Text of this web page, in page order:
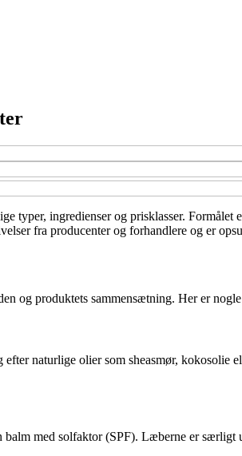
typer, ingredienser og prisklasser.
fra producenter og forhandlere og er
og produktets sammensætning. Her er
naturlige olier som sheasmør,
med solfaktor (SPF). Læberne er særligt